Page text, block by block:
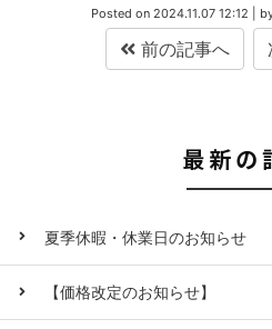
Posted on 2024.11.07 12:12
前の記事へ
最新の
夏季休暇・休業日のお知らせ
【価格改定のお知らせ】